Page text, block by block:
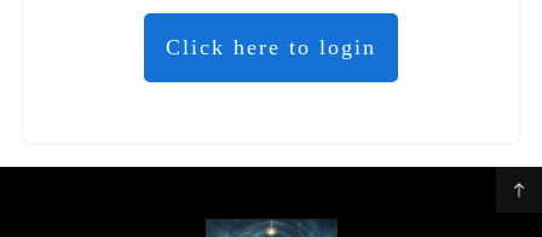
Click here to login